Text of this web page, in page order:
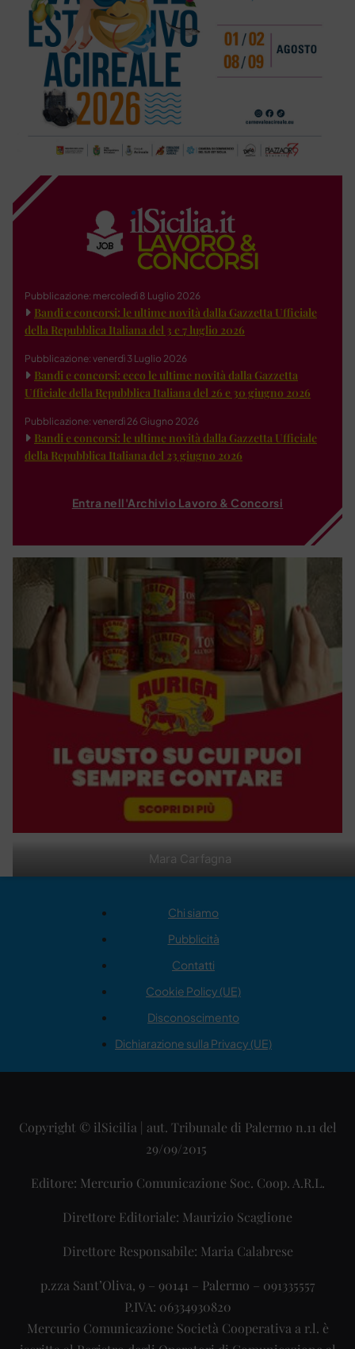
Mara Carfagna
Pubblicazione: mercoledì 8 Luglio 2026
Bandi e concorsi: le ultime novità dalla Gazzetta Ufficiale
della Repubblica Italiana del 3 e 7 luglio 2026
Pubblicazione: venerdì 3 Luglio 2026
Bandi e concorsi: ecco le ultime novità dalla Gazzetta
Ufficiale della Repubblica Italiana del 26 e 30 giugno 2026
Pubblicazione: venerdì 26 Giugno 2026
Bandi e concorsi: le ultime novità dalla Gazzetta Ufficiale
della Repubblica Italiana del 23 giugno 2026
Entra nell'Archivio Lavoro & Concorsi
Chi siamo
Pubblicità
Contatti
Cookie Policy (UE)
Disconoscimento
Dichiarazione sulla Privacy (UE)
Copyright © ilSicilia | aut. Tribunale di Palermo n.11 del
29/09/2015
Editore: Mercurio Comunicazione Soc. Coop. A.R.L.
Direttore Editoriale: Maurizio Scaglione
Direttore Responsabile: Maria Calabrese
p.zza Sant’Oliva, 9 – 90141 – Palermo – 091335557
P.IVA: 06334930820
Mercurio Comunicazione Società Cooperativa a r.l. è